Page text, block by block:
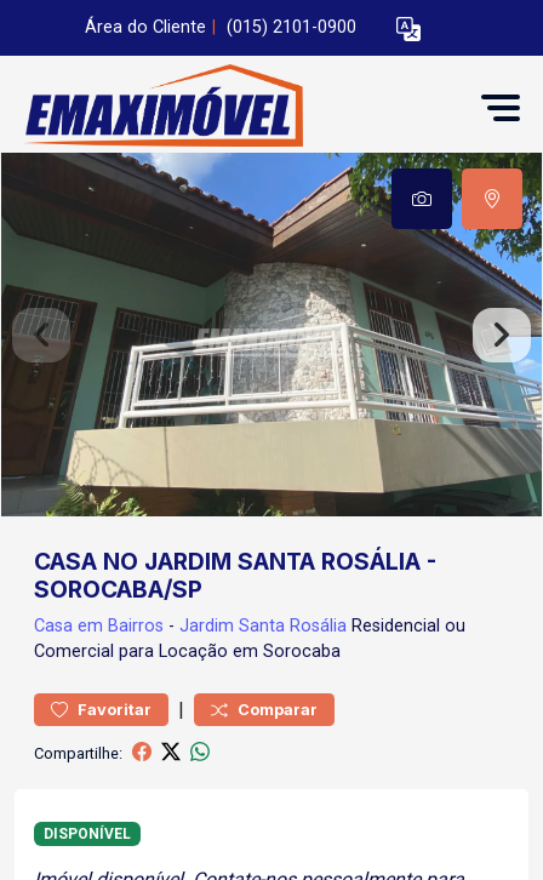
Área do Cliente (015) 2101-0900
CASA NO JARDIM SANTA ROSÁLIA -
SOROCABA/SP
Casa em Bairros - Jardim Santa Rosália Residencial ou
Comercial para Locação em Sorocaba
Favoritar | Comparar
Compartilhe:
DISPONÍVEL